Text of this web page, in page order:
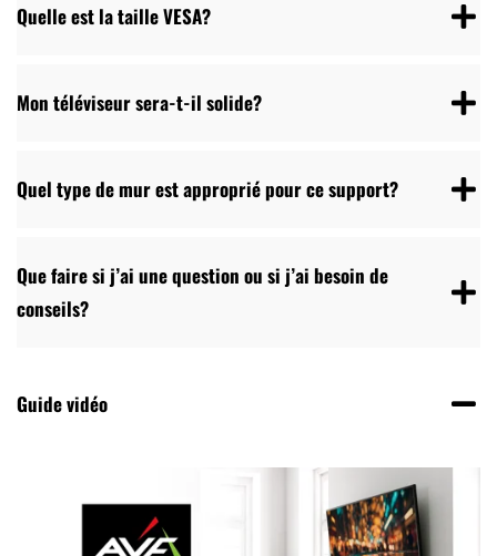
Quelle est la taille VESA?
Mon téléviseur sera-t-il solide?
Quel type de mur est approprié pour ce support?
Que faire si j’ai une question ou si j’ai besoin de
conseils?
Guide vidéo